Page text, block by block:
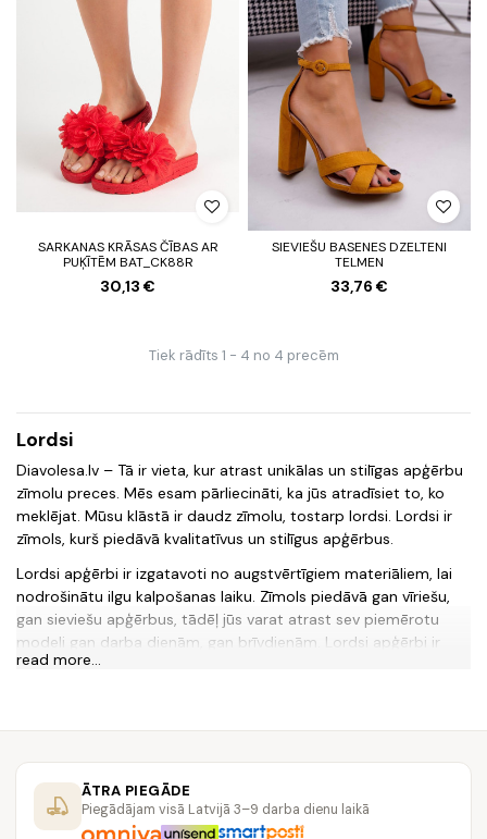
SARKANAS KRĀSAS ČĪBAS AR
PUĶĪTĒM BAT_CK88R
30,13 €
SIEVIEŠU BASENES DZELTENI
TELMEN
33,76 €
Tiek rādīts 1 - 4 no 4 precēm
Lordsi
Diavolesa.lv – Tā ir vieta, kur atrast unikālas un stilīgas apģērbu
zīmolu preces. Mēs esam pārliecināti, ka jūs atradīsiet to, ko
meklējat. Mūsu klāstā ir daudz zīmolu, tostarp lordsi. Lordsi ir
zīmols, kurš piedāvā kvalitatīvus un stilīgus apģērbus.
Lordsi apģērbi ir izgatavoti no augstvērtīgiem materiāliem, lai
nodrošinātu ilgu kalpošanas laiku. Zīmols piedāvā gan vīriešu,
gan sieviešu apģērbus, tādēļ jūs varat atrast sev piemērotu
modeli gan darba dienām, gan brīvdienām. Lordsi apģērbi ir
stilīgi un moderni, tādēļ tie lieliski papildinās jebkuru tēlu.
piemērotāko. Mēs esam pārliecināti, ka jūs atradīsiet to, ko
meklējat.
Neaizmirstiet, ka mēs piedāvājam ērtu un drošu pirkšanas
read more...
ĀTRA PIEGĀDE
Piegādājam visā Latvijā 3–9 darba dienu laikā